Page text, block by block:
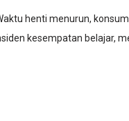
henti menurun,
kesempatan belajar,